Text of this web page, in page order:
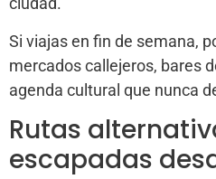
Si viajas en fin de semana,
mercados callejeros, bares
agenda cultural que nunca
Rutas
escapadas